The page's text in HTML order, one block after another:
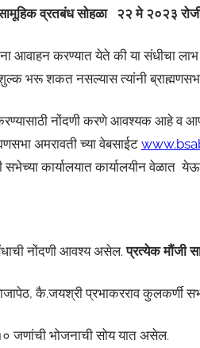
व्रतबंध सोहळा २२ मे २०२३
आवाहन करण्यात येते की या संधीचा लाभ
भरू शकत नसल्यास त्यांनी ब्राह्मणसभा,
नोंदणी करणे आवश्यक आहे व
अमरावती च्या वेबसाईट
कार्यालयात कार्यालयीन वेळात
नोंदणी आवश्य असेल.प्रत्येक मौंजी
कै.जयश्री प्रभाकरराव कुलकर्णी
जणांची भोजनाची सोय यात असेल.